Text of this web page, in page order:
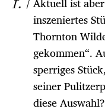
inszeniertes
Thornton
gekommen“.
sperriges
seiner
diese Auswahl?